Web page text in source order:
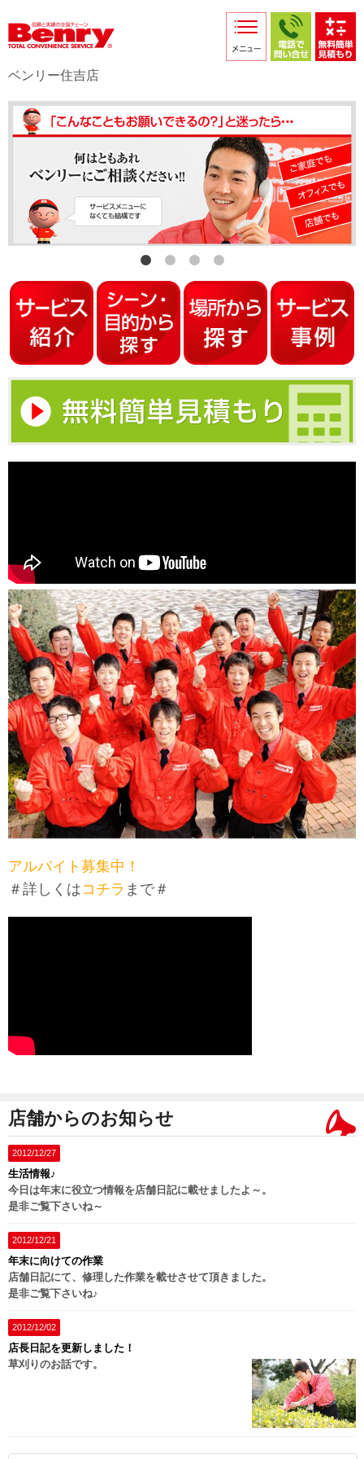
採用情報
店舗からのお知らせ
店舗日記
スタッフ紹介
プライバシーポリシー
本部スマホサイト
ベンリー住吉店
アルバイト募集中！
＃詳しくはコチラ まで＃
店舗からのお知らせ
2012/12/27
生活情報♪
今日は年末に役立つ情報を店舗日記に載せましたよ～。
是非ご覧下さいね～
2012/12/21
年末に向けての作業
店舗日記にて、修理した作業を載せさせて頂きました。
是非ご覧下さいね♪
2012/12/02
店長日記を更新しました！
草刈りのお話です。